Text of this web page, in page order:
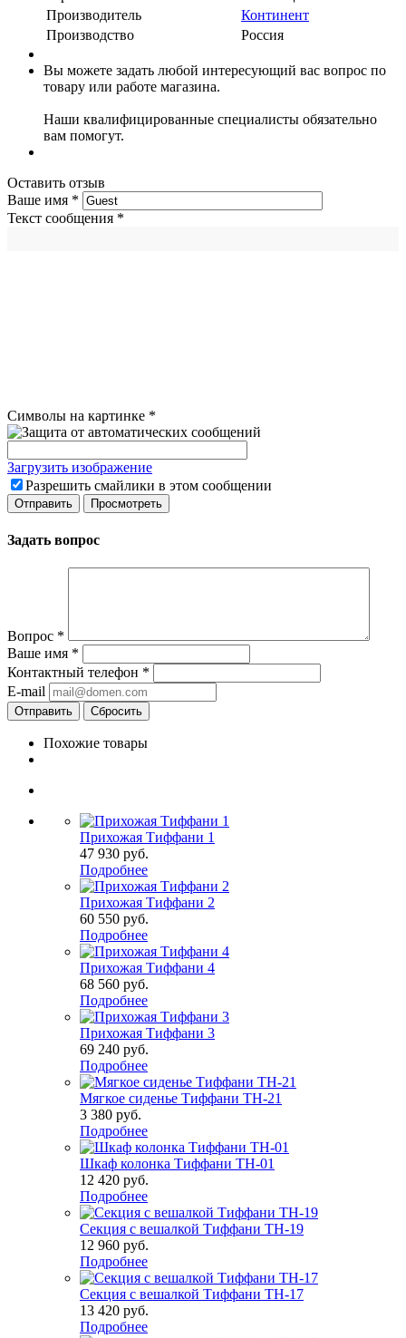
Производитель
Континент
Производство
Россия
Вы можете задать любой интересующий вас вопрос по
товару или работе магазина.
Наши квалифицированные специалисты обязательно
вам помогут.
Оставить отзыв
Ваше имя *
Текст сообщения *
Символы на картинке *
Загрузить изображение
Разрешить смайлики в этом сообщении
Задать вопрос
Вопрос *
Ваше имя *
Контактный телефон *
E-mail
Сбросить
Похожие товары
Прихожая Тиффани 1
47 930 руб.
Подробнее
Прихожая Тиффани 2
60 550 руб.
Подробнее
Прихожая Тиффани 4
68 560 руб.
Подробнее
Прихожая Тиффани 3
69 240 руб.
Подробнее
Мягкое сиденье Тиффани ТН-21
3 380 руб.
Подробнее
Шкаф колонка Тиффани ТН-01
12 420 руб.
Подробнее
Секция с вешалкой Тиффани ТН-19
12 960 руб.
Подробнее
Секция с вешалкой Тиффани ТН-17
13 420 руб.
Подробнее